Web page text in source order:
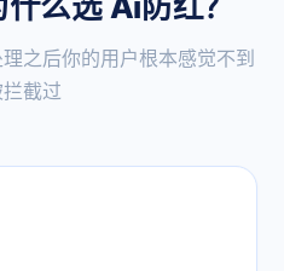
之后你的用户根本感觉不到
拦截过